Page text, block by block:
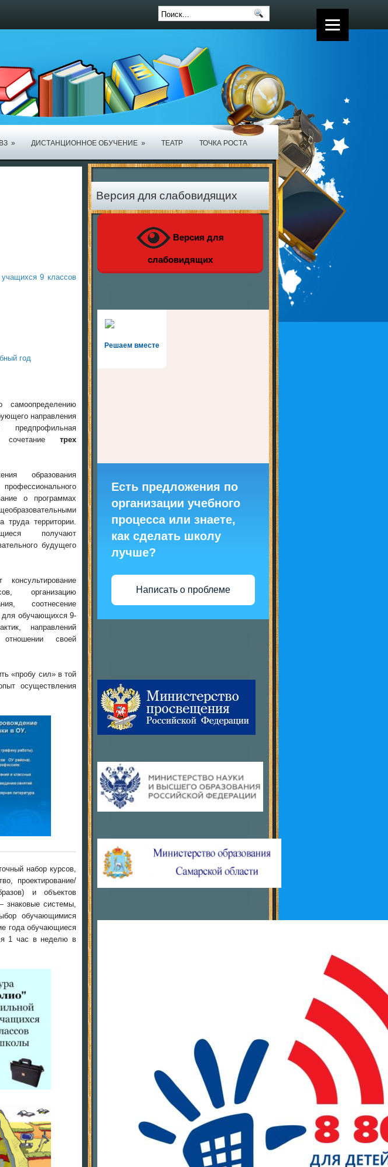
» ДИСТАНЦИОННОЕ ОБУЧЕНИЕ » ТЕАТР ТОЧКА РОСТА
9 классов
год
самоопределению
направления
сочетание трех
образования
о программах
труда территории.
получают
будущего
организацию
соотнесение
для обучающихся 9-
направлений
своей
«пробу сил» в той
осуществления
набор курсов,
проектирование/
и объектов
знаковые системы,
обучающимися
года обучающиеся
1 час в неделю в
Версия для слабовидящих
Версия для
слабовидящих
Решаем вместе
Есть предложения по
организации учебного
процесса или знаете,
как сделать школу
лучше?
Написать о проблеме